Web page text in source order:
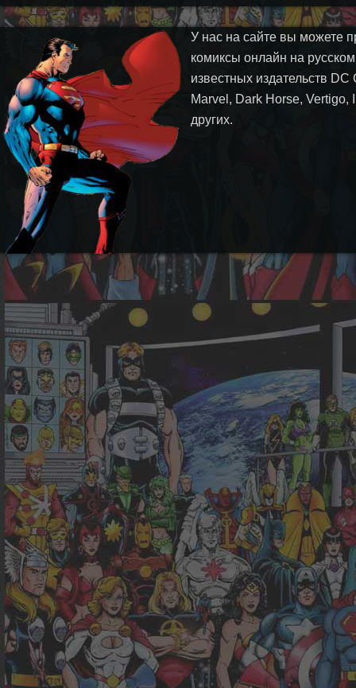
У нас на сайте вы можете
комиксы онлайн на
известных издательств DC
Marvel, Dark Horse, Vertigo,
других.